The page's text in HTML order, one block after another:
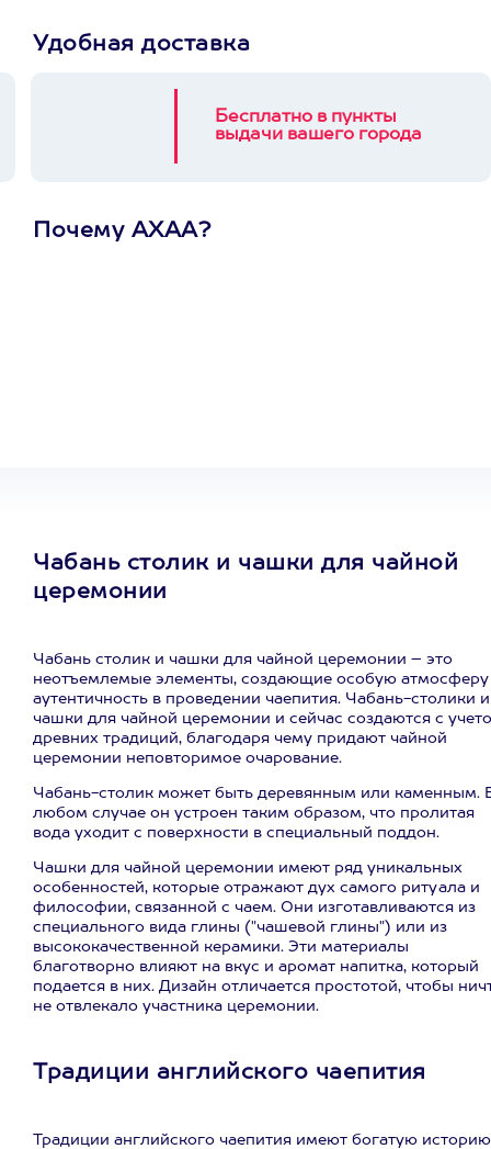
Удобная доставка
Бесплатно в пункты
выдачи вашего города
Почему АХАА?
Чабань столик и чашки для чайной
церемонии
Чабань столик и чашки для чайной церемонии – это
неотъемлемые элементы, создающие особую атмосферу
аутентичность в проведении чаепития. Чабань-столики и
чашки для чайной церемонии и сейчас создаются с
древних традиций, благодаря чему придают чайной
церемонии неповторимое очарование.
Чабань-столик может быть деревянным или каменным.
любом случае он устроен таким образом, что пролитая
вода уходит с поверхности в специальный поддон.
Чашки для чайной церемонии имеют ряд уникальных
особенностей, которые отражают дух самого ритуала и
философии, связанной с чаем. Они изготавливаются из
специального вида глины ("чашевой глины") или из
высококачественной керамики. Эти материалы
благотворно влияют на вкус и аромат напитка, который
подается в них. Дизайн отличается простотой, чтобы
не отвлекало участника церемонии.
Традиции английского чаепития
Традиции английского чаепития имеют богатую историю